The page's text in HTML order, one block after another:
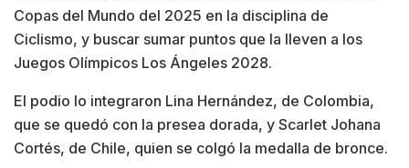
Copas del Mundo del 2025 en la disciplina de
Ciclismo, y buscar sumar puntos que la lleven a los
Juegos Olímpicos Los Ángeles 2028.
El podio lo integraron Lina Hernández, de Colombia,
que se quedó con la presea dorada, y Scarlet Johana
Cortés, de Chile, quien se colgó la medalla de bronce.